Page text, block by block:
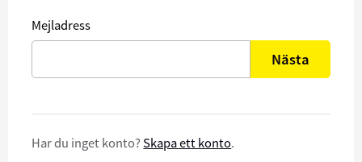
Mejladress
Nästa
Har du inget konto? Skapa ett konto.